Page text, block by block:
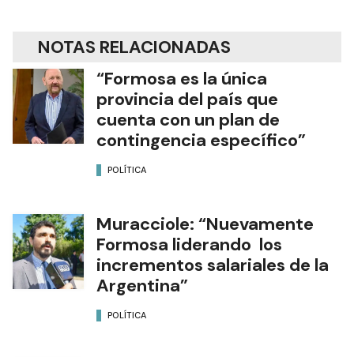
NOTAS RELACIONADAS
“Formosa es la única
provincia del país que
cuenta con un plan de
contingencia específico”
POLÍTICA
Muracciole: “Nuevamente
Formosa liderando los
incrementos salariales de la
Argentina”
POLÍTICA